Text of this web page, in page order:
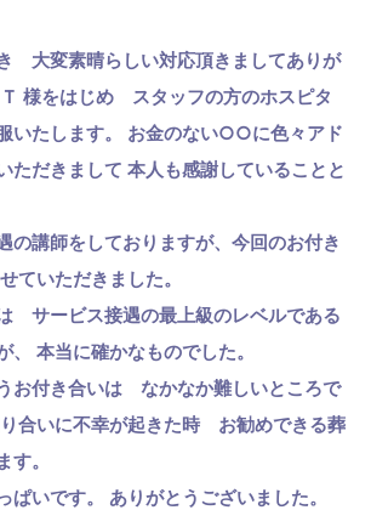
大変素晴らしい対応頂きましてありが
Ｔ 様をはじめ スタッフの方のホスピタ
いたします。
お金のない○○に色々アド
ただきまして 本人も感謝していることと
講師をしておりますが、今回のお付き
ていただきました。
サービス接遇の最上級のレベルである
本当に確かなものでした。
お付き合いは なかなか難しいところで
合いに不幸が起きた時 お勧めできる葬
す。
ぱいです。
ありがとうございました。